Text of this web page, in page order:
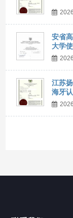
安省
大学
江苏
海牙